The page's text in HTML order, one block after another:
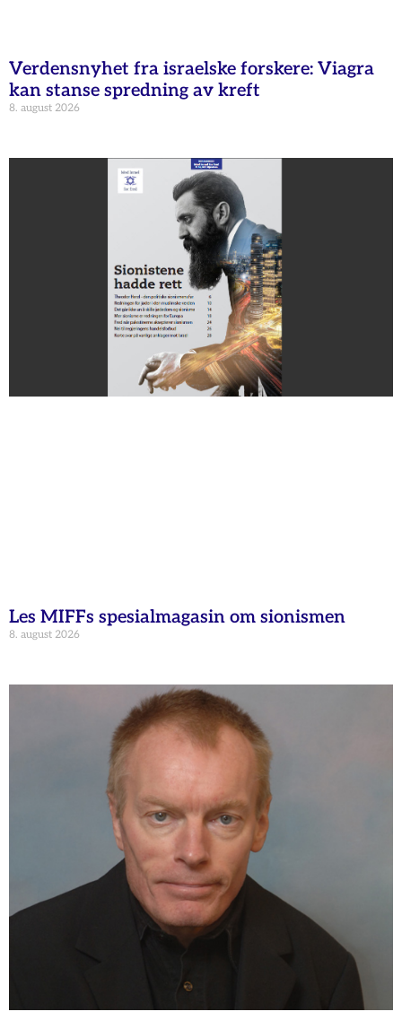
Verdensnyhet fra israelske forskere: Viagra
kan stanse spredning av kreft
8. august 2026
Les MIFFs spesialmagasin om sionismen
8. august 2026